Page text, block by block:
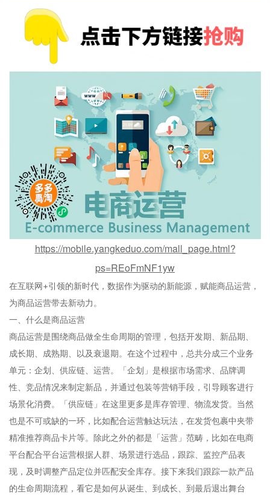
https://mobile.yangkeduo.com/mall_page.html?
ps=REoFmNF1yw
在互联网+引领的新时代，数据作为驱动的新能源，赋能商品运营，
为商品运营带去新动力。
一、什么是商品运营
商品运营是围绕商品做全生命周期的管理，包括开发期、新品期、
成长期、成熟期、以及衰退期。在这个过程中，总共分成三个业务
单元：企划、供应链、运营。「企划」是根据市场需求、品牌调
性、竞品情况来制定新品，并通过包装等营销手段，引导顾客进行
场景化消费。「供应链」在这里更多是库存管理、物流发货。当然
也是不可或缺的一环，比如配合运营触达玩法，在发货包裹中夹带
精准推荐商品卡片等。除此之外的都是「运营」范畴，比如在电商
平台配合平台运营根据人群、场景进行选品，跟踪、监控产品表
现，及时调整产品定位并匹配安全库存。接下来我们跟踪一款产品
的生命周期流程，看它是如何从诞生、到成长、到最后退出舞台